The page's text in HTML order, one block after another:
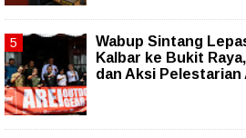
Wabup Sintang
Kalbar ke Bukit
dan Aksi Pelestarian